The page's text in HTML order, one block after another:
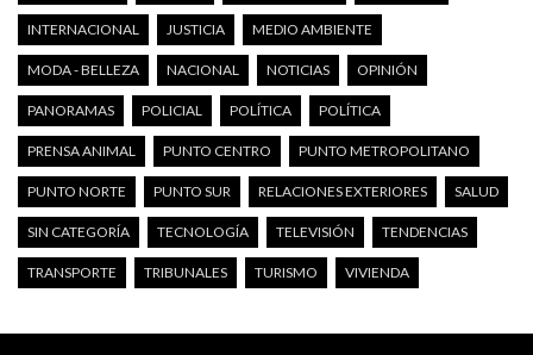
INTERNACIONAL JUSTICIA MEDIO AMBIENTE
MODA - BELLEZA NACIONAL NOTICIAS OPINIÓN
PANORAMAS POLICIAL POLÍTICA POLÍTICA
PRENSA ANIMAL PUNTO CENTRO PUNTO METROPOLITANO
PUNTO NORTE PUNTO SUR RELACIONES EXTERIORES SALUD
SIN CATEGORÍA TECNOLOGÍA TELEVISIÓN TENDENCIAS
TRANSPORTE TRIBUNALES TURISMO VIVIENDA